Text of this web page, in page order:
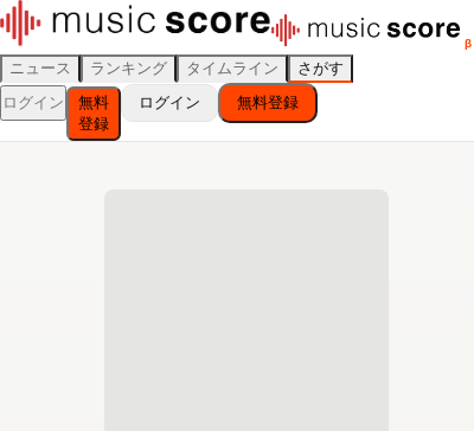
β
ニュース ランキング タイムライン
さがす
ログイン
無料
登録
ログイン 無料登録